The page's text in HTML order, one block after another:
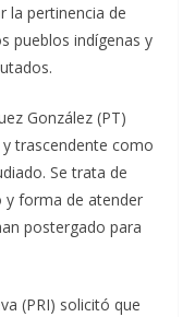
la pertinencia de
pueblos indígenas y
González (PT)
trascendente como
Se trata de
y forma de atender
postergado para
(PRI) solicitó que